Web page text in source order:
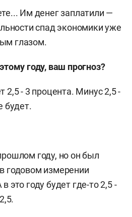
Им денег заплатили —
спад экономики уже
глазом.
году, ваш прогноз?
- 3 процента. Минус 2,5 -
будет.
году, но он был
годовом измерении
это году будет где-то 2,5 -